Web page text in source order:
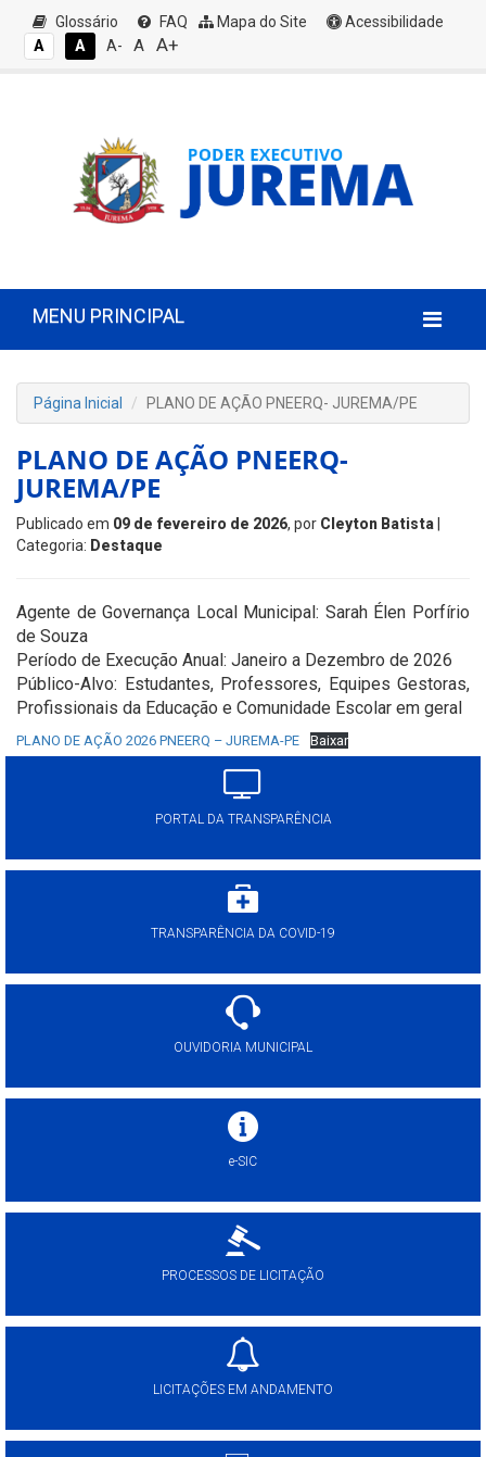
Glossário FAQ Mapa do Site
Acessibilidade
A
A A- A A+
MENU PRINCIPAL
Página Inicial PLANO DE AÇÃO PNEERQ- JUREMA/PE
PLANO DE AÇÃO PNEERQ-
JUREMA/PE
Publicado em 09 de fevereiro de 2026, por Cleyton Batista
Categoria: Destaque
Agente de Governança Local Municipal: Sarah Élen Porfírio
de Souza
Período de Execução Anual: Janeiro a Dezembro de 2026
Público-Alvo: Estudantes, Professores, Equipes Gestoras,
Profissionais da Educação e Comunidade Escolar em geral
PLANO DE AÇÃO 2026 PNEERQ – JUREMA-PE Baixar
PORTAL DA TRANSPARÊNCIA
TRANSPARÊNCIA DA COVID-19
OUVIDORIA MUNICIPAL
e-SIC
PROCESSOS DE LICITAÇÃO
LICITAÇÕES EM ANDAMENTO